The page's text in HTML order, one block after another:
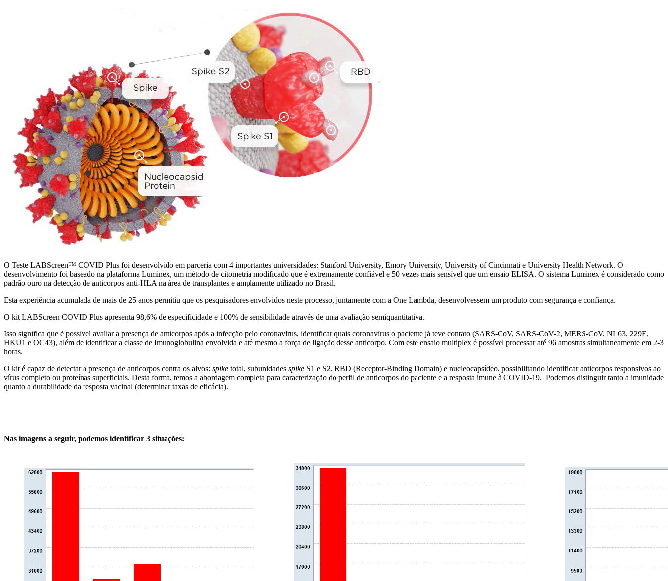
O Teste LABScreen™ COVID Plus foi desenvolvido em parceria com 4 importantes universidades: Stanford University, Emory University, University of Cincinnati e University Health Network. O
desenvolvimento foi baseado na plataforma Luminex, um método de citometria modificado que é extremamente confiável e 50 vezes mais sensível que um ensaio ELISA. O sistema Luminex é considerado como
padrão ouro na detecção de anticorpos anti-HLA na área de transplantes e amplamente utilizado no Brasil.
Esta experiência acumulada de mais de 25 anos permitiu que os pesquisadores envolvidos neste processo, juntamente com a One Lambda, desenvolvessem um produto com segurança e confiança.
O kit LABScreen COVID Plus apresenta 98,6% de especificidade e 100% de sensibilidade através de uma avaliação semiquantitativa.
Isso significa que é possível avaliar a presença de anticorpos após a infecção pelo coronavírus, identificar quais coronavírus o paciente já teve contato (SARS-CoV, SARS-CoV-2, MERS-CoV, NL63, 229E,
HKU1 e OC43), além de identificar a classe de Imunoglobulina envolvida e até mesmo a força de ligação desse anticorpo. Com este ensaio multiplex é possível processar até 96 amostras simultaneamente em 2-3
horas.
O kit é capaz de detectar a presença de anticorpos contra os alvos: spike total, subunidades spike S1 e S2, RBD (Receptor-Binding Domain) e nucleocapsídeo, possibilitando identificar anticorpos responsivos ao
vírus completo ou proteínas superficiais. Desta forma, temos a abordagem completa para caracterização do perfil de anticorpos do paciente e a resposta imune à COVID-19. Podemos distinguir tanto a imunidade
quanto a durabilidade da resposta vacinal (determinar taxas de eficácia).
Nas imagens a seguir, podemos identificar 3 situações: